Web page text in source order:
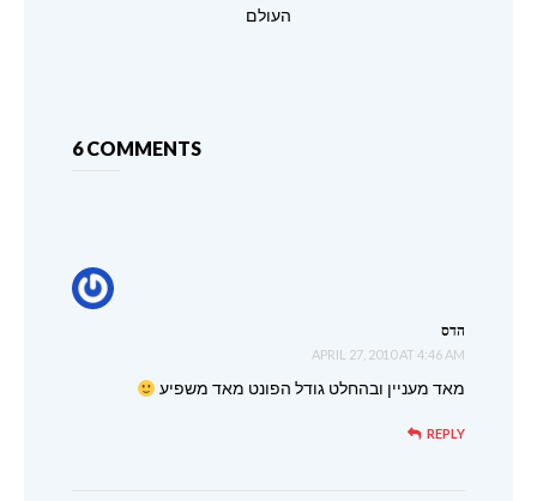
העולם
6 COMMENTS
הדס
APRIL 27, 2010 AT 4:46 AM
מאד מעניין ובהחלט גודל הפונט מאד משפיע
REPLY